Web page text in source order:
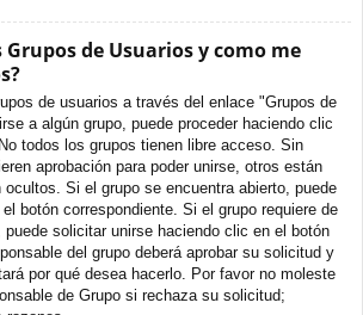
de Usuarios y como me
de usuarios a través del enlace "Grupos de
a algún grupo, puede proceder haciendo clic
todos los grupos tienen libre acceso. Sin
aprobación para poder unirse, otros están
Si el grupo se encuentra abierto, puede
botón correspondiente. Si el grupo requiere de
puede solicitar unirse haciendo clic en el botón
del grupo deberá aprobar su solicitud y
por qué desea hacerlo. Por favor no moleste
de Grupo si rechaza su solicitud;